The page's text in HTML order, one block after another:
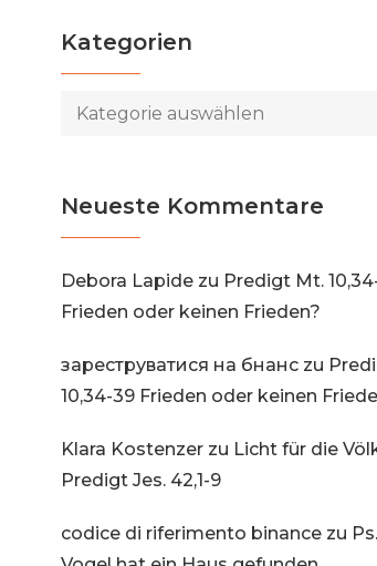
Kategorien
Kategorien
Neueste Kommentare
Debora Lapide zu Predigt Mt.
Frieden oder keinen Frieden?
зареструватися на бнанс zu
10,34-39 Frieden oder keinen
Klara Kostenzer zu Licht für die
Predigt Jes. 42,1-9
codice di riferimento binance zu